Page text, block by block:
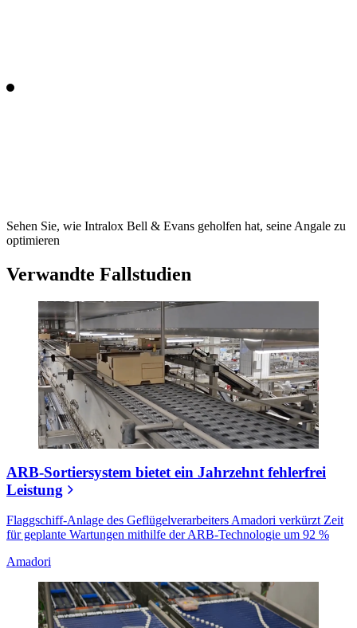
Sehen Sie, wie Intralox Bell & Evans geholfen hat, seine Angale zu
optimieren
Verwandte Fallstudien
ARB-Sortiersystem bietet ein Jahrzehnt fehlerfrei
Leistung
Flaggschiff-Anlage des Geflügelverarbeiters Amadori verkürzt Zeit
für geplante Wartungen mithilfe der ARB-Technologie um 92 %
Amadori